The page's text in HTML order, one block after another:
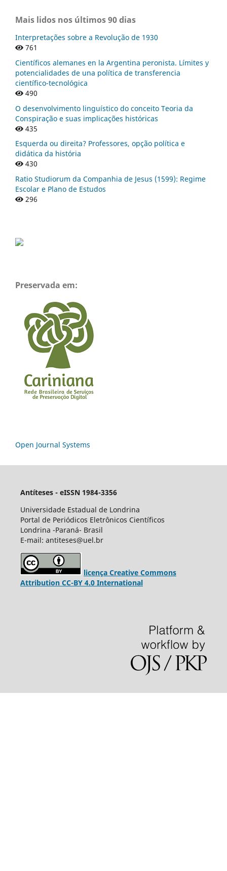
Mais lidos nos últimos 90 dias
Interpretações sobre a Revolução de 1930
761
Científicos alemanes en la Argentina peronista. Límites y
potencialidades de una política de transferencia
científico-tecnológica
490
O desenvolvimento linguístico do conceito Teoria da
Conspiração e suas implicações históricas
435
Esquerda ou direita? Professores, opção política e
didática da história
430
Ratio Studiorum da Companhia de Jesus (1599): Regime
Escolar e Plano de Estudos
296
Preservada em:
Open Journal Systems
Antíteses - eISSN 1984-3356
Universidade Estadual de Londrina
Portal de Periódicos Eletrônicos Científicos
Londrina -Paraná- Brasil
E-mail: antiteses@uel.br
licença Creative Commons
Attribution CC-BY 4.0 International